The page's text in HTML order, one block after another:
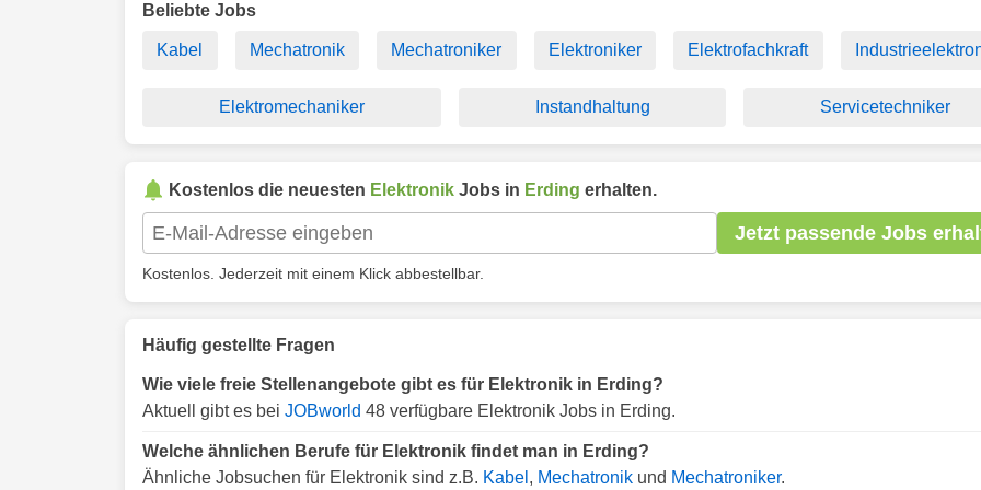
Beliebte Jobs
Kabel Mechatronik Mechatroniker Elektroniker Elektrofachkraft
Elektromechaniker Instandhaltung Servicetechniker
Kostenlos die neuesten Elektronik Jobs in Erding erhalten.
Jetzt passende Jobs
Kostenlos. Jederzeit mit einem Klick abbestellbar.
Häufig gestellte Fragen
Wie viele freie Stellenangebote gibt es für Elektronik in Erding?
Aktuell gibt es bei JOBworld 48 verfügbare Elektronik Jobs in Erding.
Welche ähnlichen Berufe für Elektronik findet man in Erding?
Ähnliche Jobsuchen für Elektronik sind z.B. Kabel , Mechatronik und Mechatroniker.